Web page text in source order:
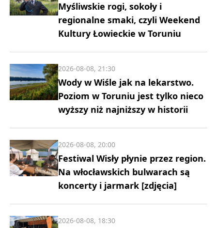
Myśliwskie rogi, sokoły i
regionalne smaki, czyli Weekend
Kultury Łowieckie w Toruniu
Wody w Wiśle jak na lekarstwo.
Poziom w Toruniu jest tylko nieco
wyższy niż najniższy w historii
2026-08-08, 21:30
Festiwal Wisły płynie przez region.
Na włocławskich bulwarach są
koncerty i jarmark [zdjęcia]
2026-08-08, 20:00
2026-08-08, 18:30